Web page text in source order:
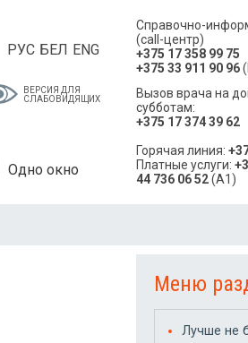
РУС БЕЛ ENG
ВЕРСИЯ ДЛЯ
СЛАБОВИДЯЩИХ
Одно окно
Справочно-
(call-центр)
+375 17 358 99 75
+375 33 911 90 96
Вызов врача на
субботам:
+375 17 374 39 62
Горячая линия:
Платные услуги:
44 736 06 52(A1)
Меню
Лучше не